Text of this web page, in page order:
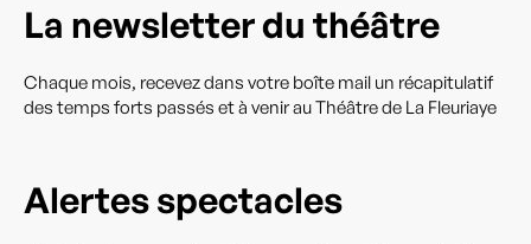
La newsletter du théâtre
Chaque mois, recevez dans votre boîte mail un récapitulatif
des temps forts passés et à venir au Théâtre de La Fleuriaye
Alertes spectacles